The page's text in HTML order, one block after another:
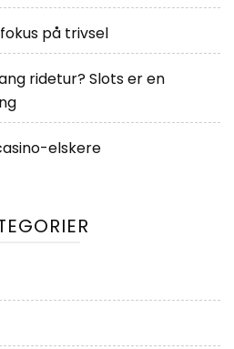
på trivsel
ridetur? Slots er en
elskere